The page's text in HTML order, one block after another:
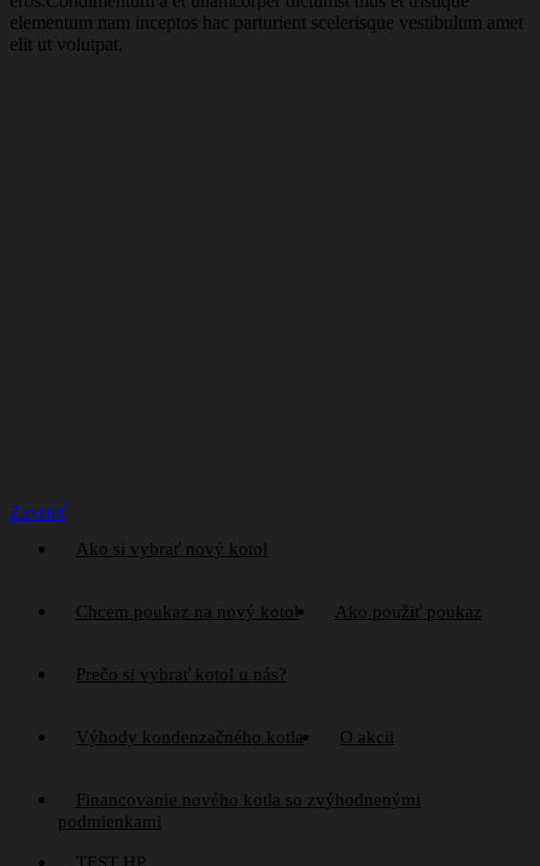
elementum nam inceptos hac parturient scelerisque vestibulum amet
elit ut volutpat.
Zavrieť
Ako si vybrať nový kotol
Chcem poukaz na nový kotol Ako použiť poukaz
Prečo si vybrať kotol u nás?
Výhody kondenzačného kotla O akcii
Financovanie nového kotla so zvýhodnenými
podmienkami